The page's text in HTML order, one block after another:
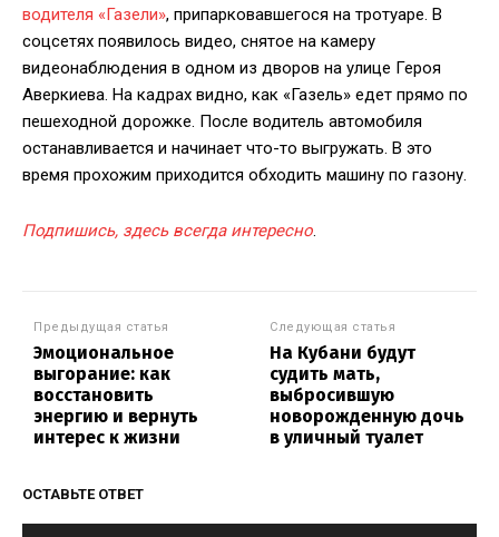
водителя «Газели», припарковавшегося на тротуаре. В
соцсетях появилось видео, снятое на камеру
видеонаблюдения в одном из дворов на улице Героя
Аверкиева. На кадрах видно, как «Газель» едет прямо по
пешеходной дорожке. После водитель автомобиля
останавливается и начинает что-то выгружать. В это
время прохожим приходится обходить машину по газону.
Подпишись, здесь всегда интересно.
Предыдущая статья
Эмоциональное
выгорание: как
восстановить
энергию и вернуть
интерес к жизни
Следующая статья
На Кубани будут
судить мать,
выбросившую
новорожденную дочь
в уличный туалет
ОСТАВЬТЕ ОТВЕТ